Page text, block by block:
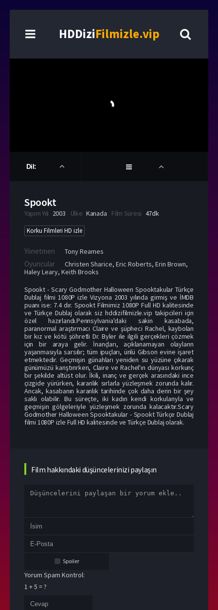
HDDiziFilmizle.vip
Dil:
Spookt
Yapım Yılı 2003 Ülke Kanada Film Süresi 47dk
Korku Filmleri HD izle
Yönetmen Tony Reames
Oyuncular Christen Sharice, Eric Roberts, Erin Brown,
Haley Leary, Keith Brooks
Spookt - Scary Godmother Halloween Spooktakular Türkçe
Dublaj filmi 1080P izle Vizyona 2003 yılında girmiş ve İMDB
puanı ise: 7.4 dır. Spookt Filmimiz 1080P Full HD kalitesinde
ve Türkçe Dublaj olarak siz hddizifilmizle.vip takipcileri için
özel hazırlandı.Pennsylvania'daki sakin kasabada,
paranormal araştırmacı Claire ve şüpheci Rachel, kaybolan
bir kız ve kötü şöhretli Dr. Byler ile ilgili gerçekleri çözmek
için bir araya gelir. İnançları, açıklanamayan olayların
yaşanmasıyla sarsılır; tüm ipuçları, ünlü Gibson evine işaret
etmektedir. Geçmişin günahları yeniden su yüzüne çıkarak
günümüzü karıştırırken, Claire ve Rachel'ın dünyası korkunç
bir şekilde altüst olur. İkili, inanç ve gerçek arasındaki ince
çizgide yürürken, karanlık sırlarla yüzleşmek zorunda kalır.
Ancak, kasabanın karanlık tarihinde çok daha derin bir şey
saklı olabilir. Bu süreçte, iki kadın kendi korkularıyla ve
geçmişin gölgeleriyle yüzleşmek zorunda kalacaktır.Scary
Godmother Halloween Spooktakular - Spookt Türkçe Dublaj
filmi 1080P izle Full HD kalitesinde ve Türkçe Dublaj olarak.
Film hakkındaki düşüncelerinizi paylaşın
Spoiler
Yorum Spam Kontrol:
1 + 5 = ?